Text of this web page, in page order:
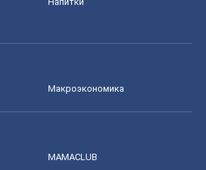
Mакроэкономика
MAMACLUB